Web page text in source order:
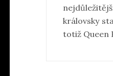
královsky
totiž Queen